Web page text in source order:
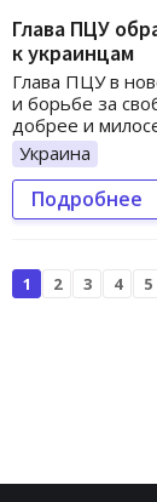
Глава ПЦУ
к украинцам
Глава ПЦУ в
и борьбе за
добрее и
Украина
Подробнее
1 2 3 4 5